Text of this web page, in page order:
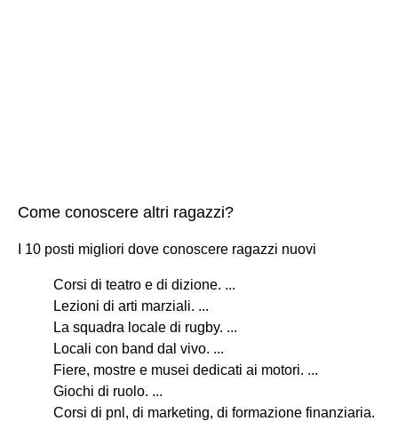
Come conoscere altri ragazzi?
I 10 posti migliori dove conoscere ragazzi nuovi
Corsi di teatro e di dizione. ...
Lezioni di arti marziali. ...
La squadra locale di rugby. ...
Locali con band dal vivo. ...
Fiere, mostre e musei dedicati ai motori. ...
Giochi di ruolo. ...
Corsi di pnl, di marketing, di formazione finanziaria.